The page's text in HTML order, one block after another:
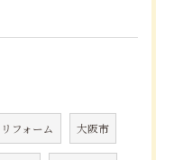
リフォーム 大阪市